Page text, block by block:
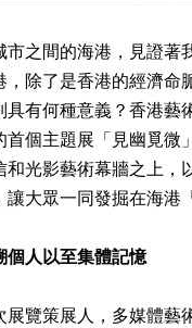
市之間的海港，見證著
，除了是香港的經濟命
具有何種意義？香港藝
首個主題展「見幽覓微
和光影藝術幕牆之上，
讓大眾一同發掘在海港
個人以至集體記憶
展覽策展人，多媒體藝